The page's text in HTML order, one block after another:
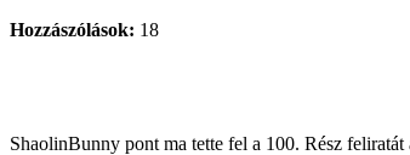
Hozzászólások: 18
ShaolinBunny pont ma tette fel a 100. Rész